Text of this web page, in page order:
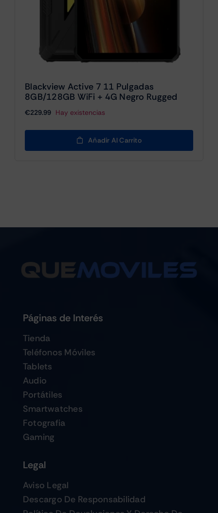
Blackview Active 7 11 Pulgadas
8GB/128GB WiFi + 4G Negro Rugged
€229.99 Hay existencias
Añadir Al Carrito
Páginas de Interés
Tienda
Teléfonos Móviles
Tablets
Audio
Portátiles
Smartwatches
Fotografia
Gaming
Legal
Aviso Legal
Descargo De Responsabilidad